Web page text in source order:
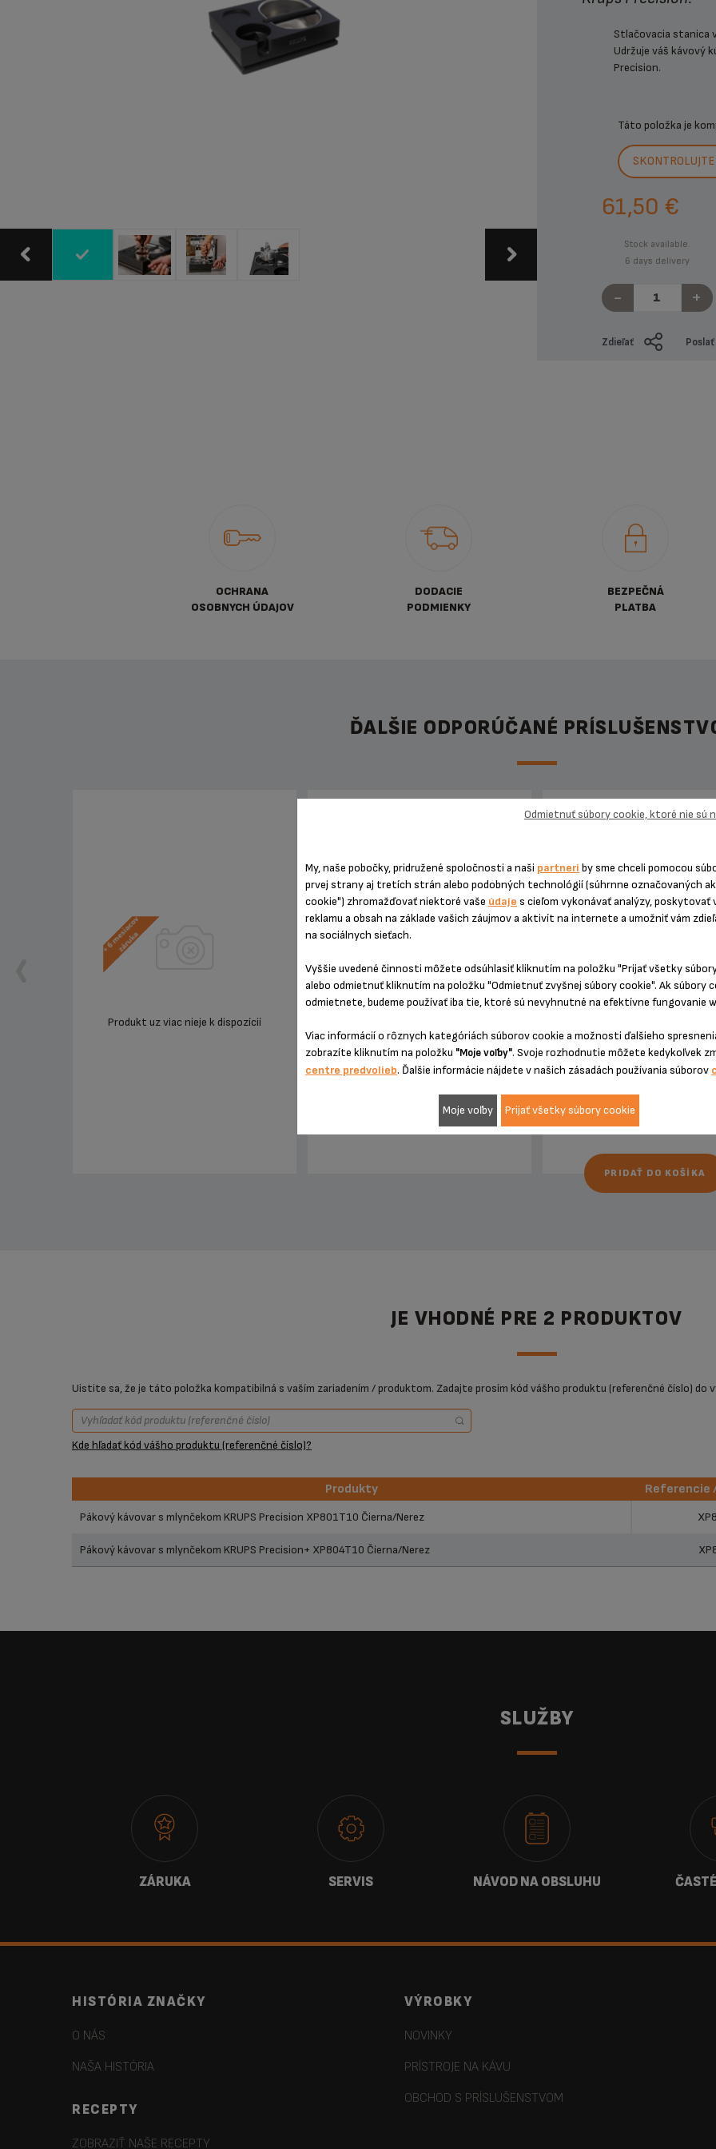
Stlačovacia stanica
Udržuje váš kávový
Precision.
Táto položka je
61,50 €
Stock available.
6 days delivery
- +
Zdieľať
OCHRANA
OSOBNYCH ÚDAJOV
DODACIE
PODMIENKY
BEZPEČNÁ
PLATBA
ĎALŠIE ODPORÚČANÉ
Produkt uz viac nieje k dispozícií
JEDNORAZOVÁ PEVNÁ CENA
prekvapení! O 6 mesiacov dlhšia
PRIDAŤ DO KOŠÍKA
JE VHODNÉ PRE 2 PRODUKTOV
Uistite sa, že je táto položka kompatibilná s vaším zariadením / produktom. Zadajte prosím kód vášho produktu (referenčné číslo) do
Kde hľadať kód vášho produktu (referenčné číslo)?
Produkty Referencie
Produkty
Pákový kávovar s mlynčekom KRUPS Precision XP801T10 Čierna/Nerez
Pákový kávovar s mlynčekom KRUPS Precision+ XP804T10 Čierna/Nerez
SLUŽBY
ZÁRUKA SERVIS NÁVOD NA OBSLUHU
VÝROBKY
NOVINKY
PRÍSTROJE NA KÁVU
OBCHOD S PRÍSLUŠENSTVOM
HISTÓRIA ZNAČKY
O NÁS
NAŠA HISTÓRIA
RECEPTY
ZOBRAZIŤ NAŠE RECEPTY
My, naše pobočky, pridružené spoločnosti a naši partneri by sme chceli pomocou
prvej strany aj tretích strán alebo podobných technológií (súhrnne označovaných
cookie") zhromažďovať niektoré vaše údaje s cieľom vykonávať analýzy, poskytovať
reklamu a obsah na základe vašich záujmov a aktivít na internete a umožniť vám
na sociálnych sieťach.
Vyššie uvedené činnosti môžete odsúhlasiť kliknutím na položku "Prijať všetky
alebo odmietnuť kliknutím na položku "Odmietnuť zvyšnej súbory cookie". Ak súbory
odmietnete, budeme používať iba tie, ktoré sú nevyhnutné na efektívne fungovanie
Viac informácií o rôznych kategóriách súborov cookie a možnosti ďalšieho
zobrazíte kliknutím na položku "Moje voľby". Svoje rozhodnutie môžete kedykoľvek
centre predvolieb. Ďalšie informácie nájdete v našich zásadách používania súborov
Odmietnuť súbory cookie, ktoré nie sú
Moje voľby Prijať všetky súbory cookie